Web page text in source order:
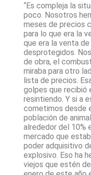
“Es compleja la
poco. Nosotros
meses de precios
para lo que era la
que era la venta
desprotegidos.
de obra, el
miraba para otro
lista de precios.
golpes que recibió
resintiendo. Y si a
cometimos desde
población de
alrededor del 10%
mercado que
poder adquisitivo
explosivo. Eso ha
viejos que estén